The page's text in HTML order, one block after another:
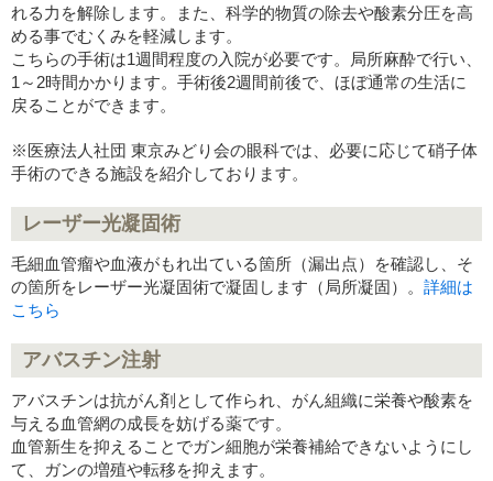
れる力を解除します。また、科学的物質の除去や酸素分圧を高
める事でむくみを軽減します。
こちらの手術は1週間程度の入院が必要です。局所麻酔で行い、
1～2時間かかります。手術後2週間前後で、ほぼ通常の生活に
戻ることができます。
※医療法人社団 東京みどり会の眼科では、必要に応じて硝子体
手術のできる施設を紹介しております。
レーザー光凝固術
毛細血管瘤や血液がもれ出ている箇所（漏出点）を確認し、そ
の箇所をレーザー光凝固術で凝固します（局所凝固）。 詳細は
こちら
アバスチン注射
アバスチンは抗がん剤として作られ、がん組織に栄養や酸素を
与える血管網の成長を妨げる薬です。
血管新生を抑えることでガン細胞が栄養補給できないようにし
て、ガンの増殖や転移を抑えます。